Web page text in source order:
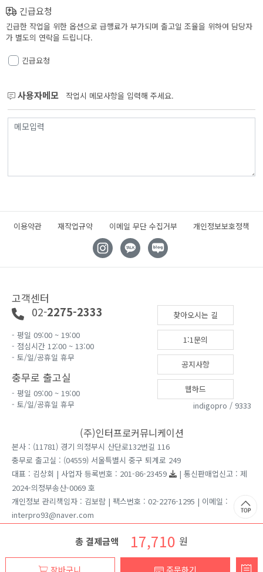
긴급요청
긴급한 작업을 위한 옵션으로 급행료가 부가되며 출고일 조율을 위하여 담당자
가 별도의 연락을 드립니다.
긴급요청
사용자메모 작업시 메모사항을 입력해 주세요.
이용약관 재작업규약 이메일 무단 수집거부 개인정보보호정책
고객센터
02-2275-2333
- 평일 09:00 ~ 19:00
- 점심시간 12:00 ~ 13:00
- 토/일/공휴일 휴무
충무로 출고실
- 평일 09:00 ~ 19:00
- 토/일/공휴일 휴무
찾아오시는 길
1:1문의
공지사항
웹하드
indigopro / 9333
(주)인터프로커뮤니케이션
본사 : (11781) 경기 의정부시 산단로132번길 116
충무로 출고실 : (04559) 서울특별시 중구 퇴계로 249
대표 : 김상회 | 사업자 등록번호 : 201-86-23459
| 통신판매업신고 : 제
2024-의정부송산-0069 호
개인정보 관리책임자 : 김보람 | 팩스번호 : 02-2276-1295 | 이메일 :
interpro93@naver.com
Copyright ⓒ 2026 인터프로커뮤니케이션 All rights reserved.
총 결제금액 17,710 원